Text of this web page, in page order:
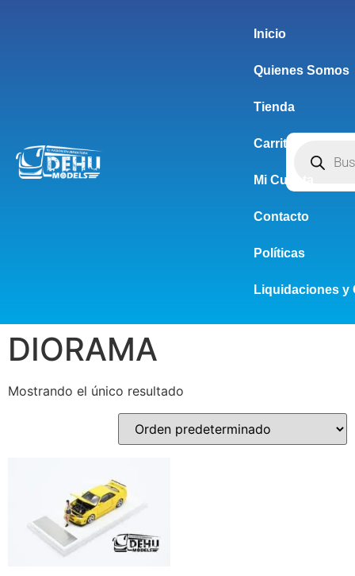
Inicio
Quienes Somos
Tienda
Carrito
Mi Cuenta
Contacto
Políticas
Liquidaciones y
DIORAMA
Mostrando el único resultado